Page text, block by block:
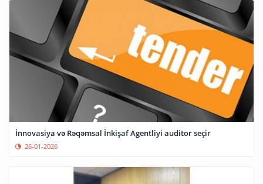
İnnovasiya və Rəqəmsal İnkişaf Agentliyi auditor seçir
26-01-2026